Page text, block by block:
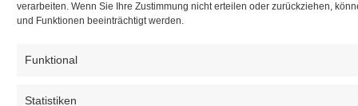
verarbeiten. Wenn Sie Ihre Zustimmung nicht erteilen oder zurückziehen,
und Funktionen beeinträchtigt werden.
Funktional
Statistiken